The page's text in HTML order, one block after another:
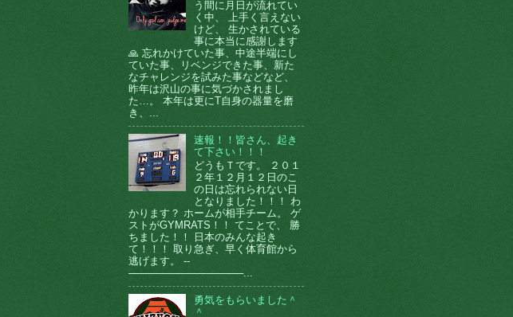
う間に月日が流れてい
く中、 上手く言えない
けど、 生かされている
事に本当に感謝します
🙏 忘れかけていた事、中途半端にし
ていた事、リベンジできた事、新た
なチャレンジを試みた事などなど、
昨年は沢山の事に気づかされまし
た…。 本年は更にT自身の器量を磨
き、...
速報！！皆さん、起き
て下さい！！！
どうもＴです。 ２０１
２年１２月１２日のこ
の日は忘れられない日
となりました！！！ わ
かります？ ホームが相手チーム。 ゲ
ストがGYMRATS！！ てことで、 勝
ちました！！ 日本のみんな起き
て！！！ 取り急ぎ、早く体育館から
逃げます。 --
────────────────...
勇気をもらいました＾
＾